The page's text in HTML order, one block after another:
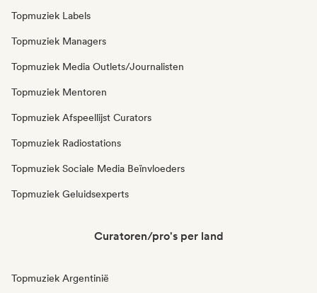
Topmuziek Labels
Topmuziek Managers
Topmuziek Media Outlets/Journalisten
Topmuziek Mentoren
Topmuziek Afspeellijst Curators
Topmuziek Radiostations
Topmuziek Sociale Media Beïnvloeders
Topmuziek Geluidsexperts
Curatoren/pro's per land
Topmuziek Argentinië